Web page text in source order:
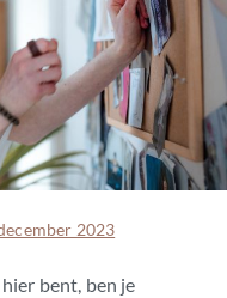
2023
bent, ben je